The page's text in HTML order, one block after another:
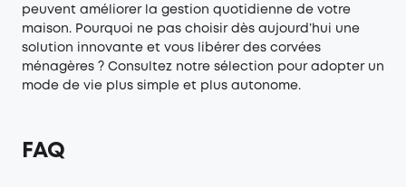
peuvent améliorer la gestion quotidienne de votre
maison. Pourquoi ne pas choisir dès aujourd’hui une
solution innovante et vous libérer des corvées
ménagères ? Consultez notre sélection pour adopter un
mode de vie plus simple et plus autonome.
FAQ